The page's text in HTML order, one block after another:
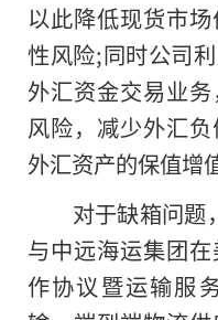
以此降低现货市
性风险;同时公司
外汇资金交易业
风险，减少外汇
外汇资产的保值增
对于缺箱问题
与中远海运集团
作协议暨运输服